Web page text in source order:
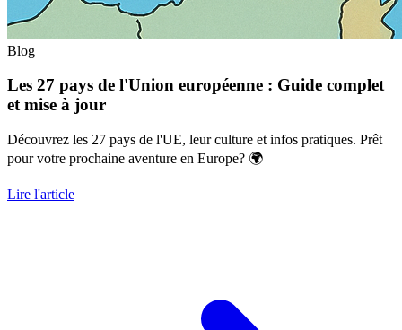
Blog
Les 27 pays de l'Union européenne : Guide complet
et mise à jour
Découvrez les 27 pays de l'UE, leur culture et infos pratiques. Prêt
pour votre prochaine aventure en Europe? 🌍
Lire l'article